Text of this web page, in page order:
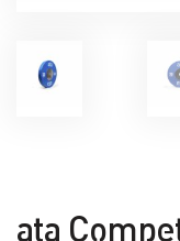
ata